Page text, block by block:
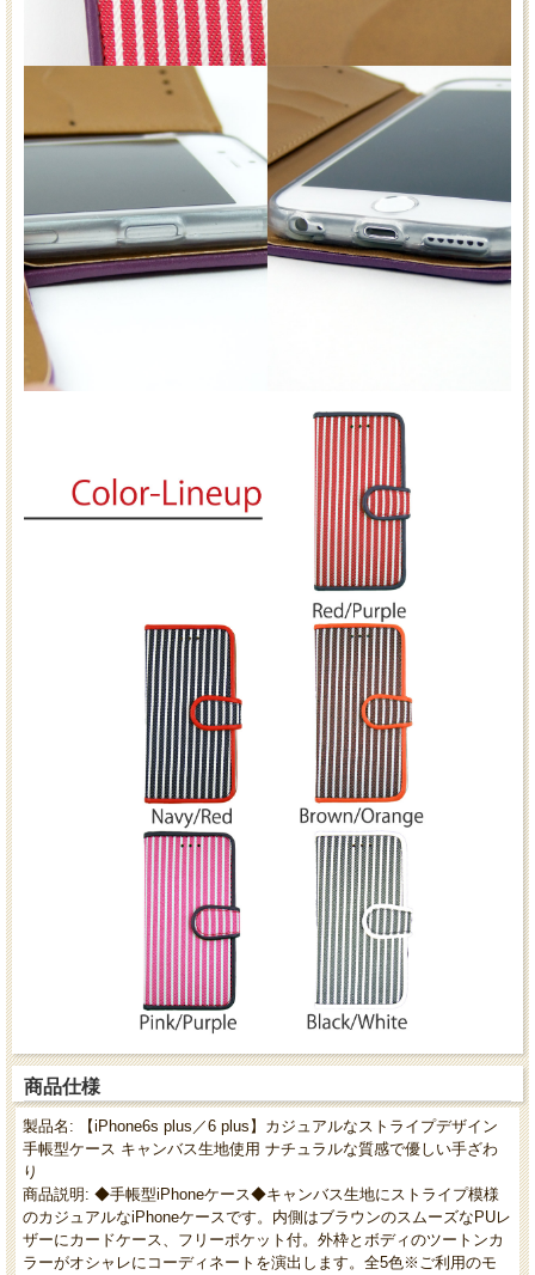
商品仕様
製品名: 【iPhone6s plus／6 plus】カジュアルなストライプデザイン
手帳型ケース キャンバス生地使用 ナチュラルな質感で優しい手ざわ
り
商品説明: ◆手帳型iPhoneケース◆キャンバス生地にストライプ模様
のカジュアルなiPhoneケースです。内側はブラウンのスムーズなPUレ
ザーにカードケース、フリーポケット付。外枠とボディのツートンカ
ラーがオシャレにコーディネートを演出します。全5色※ご利用のモ